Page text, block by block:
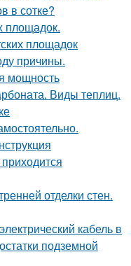
в сотке?
площадок.
площадок
причины.
мощность
Виды теплиц.
отделки стен.
кабель в
подземной